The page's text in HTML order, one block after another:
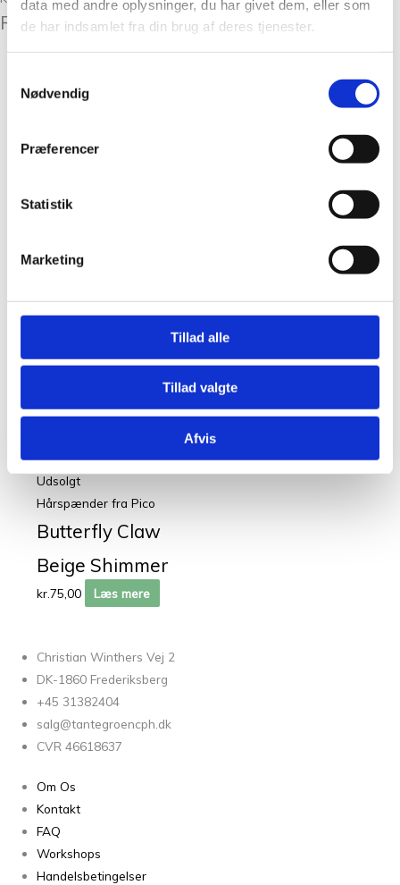
data med andre oplysninger, du har givet dem, eller som
de har indsamlet fra din brug af deres tjenester.
Nødvendig
Præferencer
Statistik
Marketing
Tillad alle
Tillad valgte
Afvis
Relaterede varer
Carita C
Udsolgt
Bladspænde White
Udsolgt
Livsstil
Carita Læderetui
kr.599,00 Læs mere
Udsolgt
Hårspænder fra Pico
Butterfly Claw
Beige Shimmer
kr.75,00 Læs mere
Christian Winthers Vej 2
DK-1860 Frederiksberg
+45 31382404
salg@tantegroencph.dk
CVR 46618637
Om Os
Kontakt
FAQ
Workshops
Handelsbetingelser